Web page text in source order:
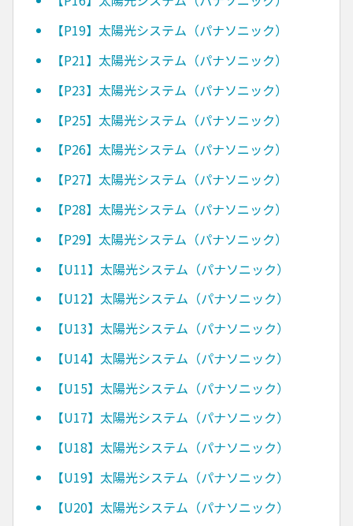
【P19】太陽光システム（パナソニック）
【P21】太陽光システム（パナソニック）
【P23】太陽光システム（パナソニック）
【P25】太陽光システム（パナソニック）
【P26】太陽光システム（パナソニック）
【P27】太陽光システム（パナソニック）
【P28】太陽光システム（パナソニック）
【P29】太陽光システム（パナソニック）
【U11】太陽光システム（パナソニック）
【U12】太陽光システム（パナソニック）
【U13】太陽光システム（パナソニック）
【U14】太陽光システム（パナソニック）
【U15】太陽光システム（パナソニック）
【U17】太陽光システム（パナソニック）
【U18】太陽光システム（パナソニック）
【U19】太陽光システム（パナソニック）
【U20】太陽光システム（パナソニック）